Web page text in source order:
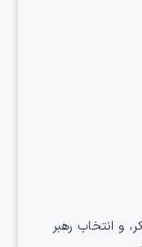
و انتخاب رهبر